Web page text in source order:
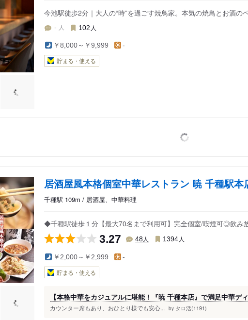
今池駅徒歩2分｜大人の“時”を過ごす焼鳥家。本気の焼鳥とお酒の
- 人 102 人
￥8,000～￥9,999 -
貯まる・使える
居酒屋風本格個室中華レストラン 暁 千種駅本
千種駅 109m / 居酒屋、中華料理
◆千種駅徒歩１分【最大70名まで利用可】完全個室/喫煙可◎飲み
3.27 48人 1394 人
￥2,000～￥2,999 -
貯まる・使える
【本格中華をカジュアルに堪能！『暁 千種本店』で満足中華ディ
カウンター席もあり、おひとり様でも安心... by タロ活(1191)